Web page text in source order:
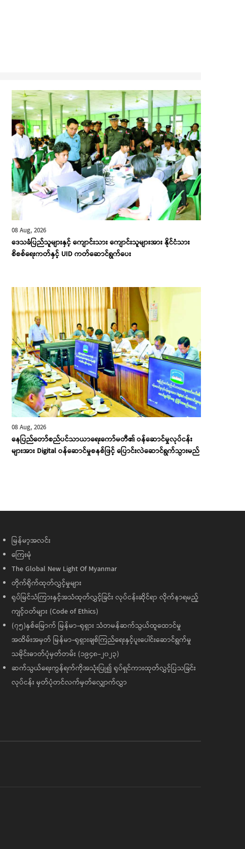
08 Aug, 2026
ဒေသခံပြည်သူများနှင့် ကျောင်းသား ကျောင်းသူများအား နိုင်ငံသား
စိစစ်ရေးကတ်နှင့် UID ကတ်ဆောင်ရွက်ပေး
08 Aug, 2026
နေပြည်တော်စည်ပင်သာယာရေးကော်မတီ၏ ဝန်ဆောင်မှုလုပ်ငန်း
များအား Digital ဝန်ဆောင်မှုစနစ်ဖြင့် ပြောင်းလဲဆောင်ရွက်သွားမည်
မြန်မာ့အလင်း
ကြေးမုံ
The Global New Light Of Myanmar
တိုက်ရိုက်ထုတ်လွှင့်မှုများ
ရုပ်မြင်သံကြားနှင့်အသံထုတ်လွှင့်ခြင်း လုပ်ငန်းဆိုင်ရာ လိုက်နာရမည့်
ကျင့်ဝတ်များ (Code of Ethics)
(၇၅)နှစ်မြောက် မြန်မာ-ရုရှား သံတမန်ဆက်သွယ်ထူထောင်မှု
အထိမ်းအမှတ် မြန်မာ-ရုရှားချစ်ကြည်ရေးနှင့်ပူးပေါင်းဆောင်ရွက်မှု
သမိုင်းဓာတ်ပုံမှတ်တမ်း (၁၉၄၈-၂၀၂၃)
ဆက်သွယ်ရေးကွန်ရက်ကိုအသုံးပြု၍ ရုပ်ရှင်ကားထုတ်လွှင့်ပြသခြင်း
လုပ်ငန်း မှတ်ပုံတင်လက်မှတ်လျှောက်လွှာ